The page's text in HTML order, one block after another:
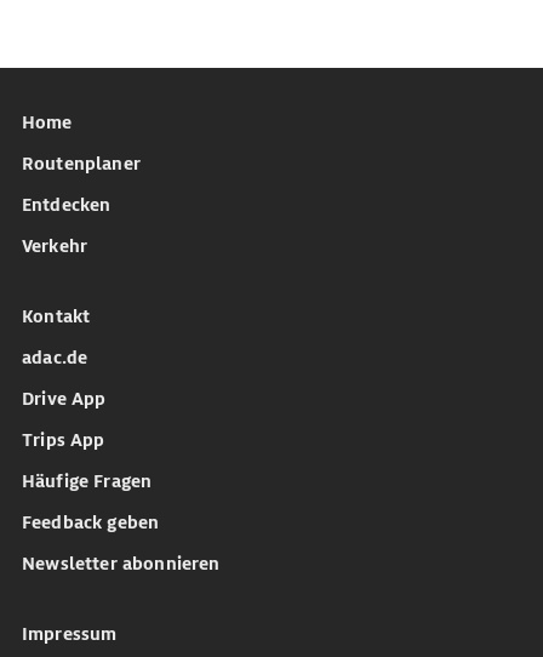
Home
Routenplaner
Entdecken
Verkehr
Kontakt
adac.de
Drive App
Trips App
Häufige Fragen
Feedback geben
Newsletter abonnieren
Impressum